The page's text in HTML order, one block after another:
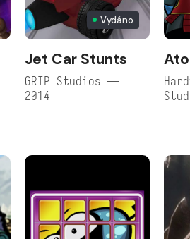
Vydáno
Jet Car Stunts
GRIP Studios —
2014